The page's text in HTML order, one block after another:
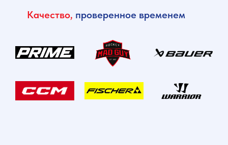
Качество, проверенное временем